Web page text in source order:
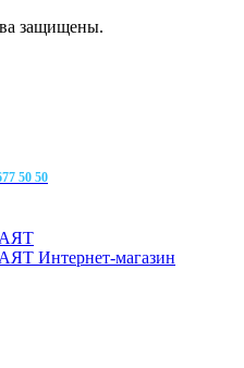
защищены.
50 50
Интернет-магазин